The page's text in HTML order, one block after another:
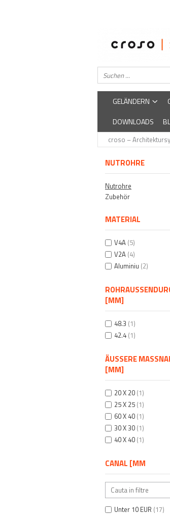
GELÄNDERN
DOWNLOADS
croso –
NUTROHRE
Nutrohre
Zubehör
MATERIAL
V4A (5)
V2A (4)
Aluminiu (2)
MM]
48.3 (1)
42.4 (1)
ÄUSSERE
M]
20 X 20 (1)
25 X 25 (1)
60 X 40 (1)
30 X 30 (1)
40 X 40 (1)
CANAL [MM
Unter 10 EUR (17)